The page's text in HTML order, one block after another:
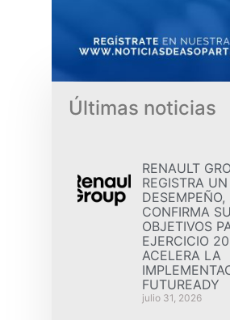
Últimas noticias
RENAULT
REGISTRA
DESEMPEÑO,
CONFIRMA
OBJETIVOS
EJERCICIO
ACELERA LA
FUTUREADY
julio 31, 2026